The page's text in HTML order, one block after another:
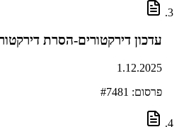
עדכון דירקטורים-הסרת
1.12.2025
פרסום: # 7481